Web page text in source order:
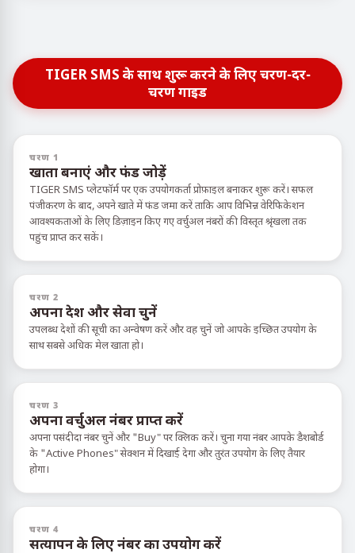
TIGER SMS के साथ शुरू करने के लिए चरण-दर-
चरण गाइड
चरण 1
खाता बनाएं और फंड जोड़ें
TIGER SMS प्लेटफॉर्म पर एक उपयोगकर्ता प्रोफ़ाइल बनाकर शुरू करें। सफल
पंजीकरण के बाद, अपने खाते में फंड जमा करें ताकि आप विभिन्न वेरिफिकेशन
आवश्यकताओं के लिए डिज़ाइन किए गए वर्चुअल नंबरों की विस्तृत श्रृंखला तक
पहुंच प्राप्त कर सकें।
चरण 2
अपना देश और सेवा चुनें
उपलब्ध देशों की सूची का अन्वेषण करें और वह चुनें जो आपके इच्छित उपयोग के
साथ सबसे अधिक मेल खाता हो।
चरण 3
अपना वर्चुअल नंबर प्राप्त करें
अपना पसंदीदा नंबर चुनें और "Buy" पर क्लिक करें। चुना गया नंबर आपके डैशबोर्ड
के "Active Phones" सेक्शन में दिखाई देगा और तुरंत उपयोग के लिए तैयार
होगा।
चरण 4
सत्यापन के लिए नंबर का उपयोग करें